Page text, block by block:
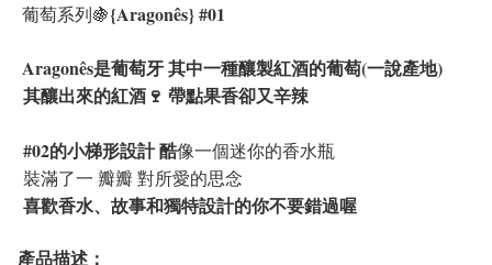
葡萄系列🍇{Aragonês} #01
Aragonês是葡萄牙 其中一種釀製紅酒的葡萄(一說產地)
其釀出來的紅酒🍷 帶點果香卻又辛辣
#02的小梯形設計 酷像一個迷你的香水瓶
裝滿了一 瓣瓣 對所愛的思念
喜歡香水、故事和獨特設計的你不要錯過喔
產品描述：